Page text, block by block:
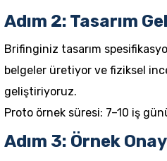
Adım 2: Tasarım
Brifinginiz tasarım
belgeler üretiyor ve fiziksel
geliştiriyoruz.
Proto örnek süresi: 7–10 iş
Adım 3: Örnek